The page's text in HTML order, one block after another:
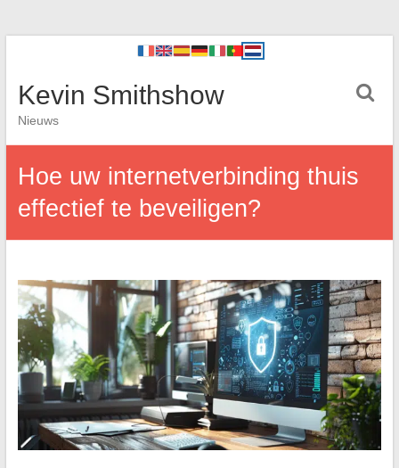
Kevin Smithshow
Nieuws
Hoe uw internetverbinding thuis
effectief te beveiligen?